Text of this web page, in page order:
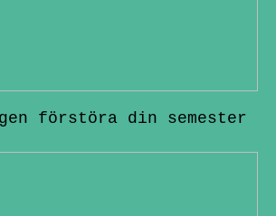
förstöra din semester